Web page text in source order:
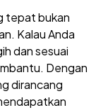
tepat bukan
Kalau Anda
dan sesuai
Dengan
dirancang